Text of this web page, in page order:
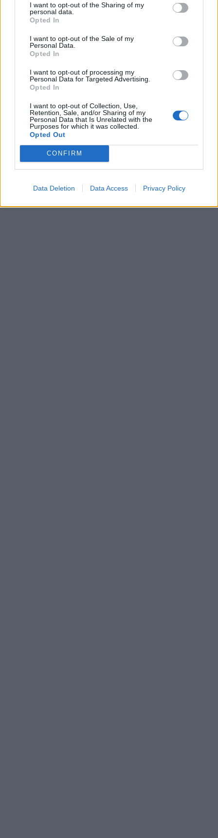
I want to opt-out of the Sharing of my
personal data.
Opted In
I want to opt-out of the Sale of my
Personal Data.
Opted In
I want to opt-out of processing my
Personal Data for Targeted Advertising.
Opted In
I want to opt-out of Collection, Use,
Retention, Sale, and/or Sharing of my
Personal Data that Is Unrelated with the
Purposes for which it was collected.
Opted Out
CONFIRM
Data Deletion Data Access Privacy Policy